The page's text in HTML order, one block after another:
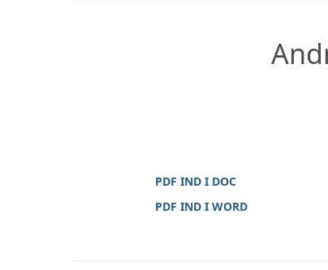
PDF IND I DOC
PDF IND I WORD